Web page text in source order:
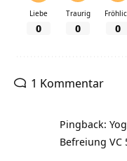
Liebe
0
Traurig
0 0
1 Kommentar
Pingback:
Befreiung VC